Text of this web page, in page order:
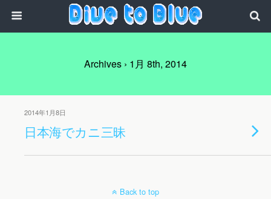
Archives › 1月 8th, 2014
2014年1月8日
日本海でカニ三昧
Back to top